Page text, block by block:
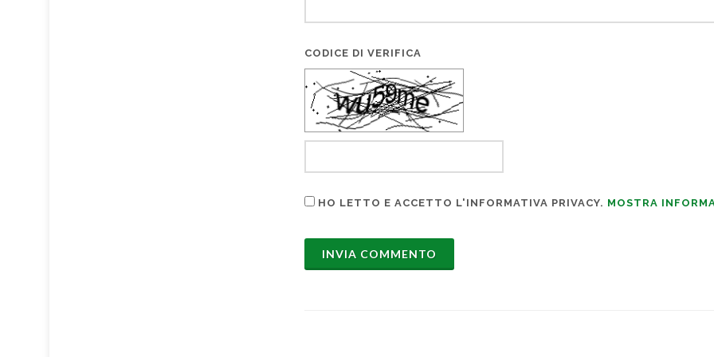
CODICE DI VERIFICA
HO LETTO E ACCETTO L'INFORMATIVA PRIVACY. MOSTRA